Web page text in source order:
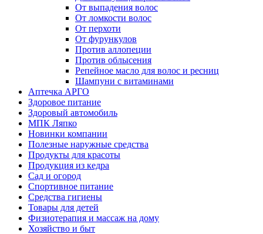
От выпадения волос
От ломкости волос
От перхоти
От фурункулов
Против аллопеции
Против облысения
Репейное масло для волос и ресниц
Шампуни с витаминами
Аптечка АРГО
Здоровое питание
Здоровый автомобиль
МПК Ляпко
Новинки компании
Полезные наружные средства
Продукты для красоты
Продукция из кедра
Сад и огород
Спортивное питание
Средства гигиены
Товары для детей
Физиотерапия и массаж на дому
Хозяйство и быт